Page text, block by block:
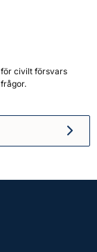
civilt försvars